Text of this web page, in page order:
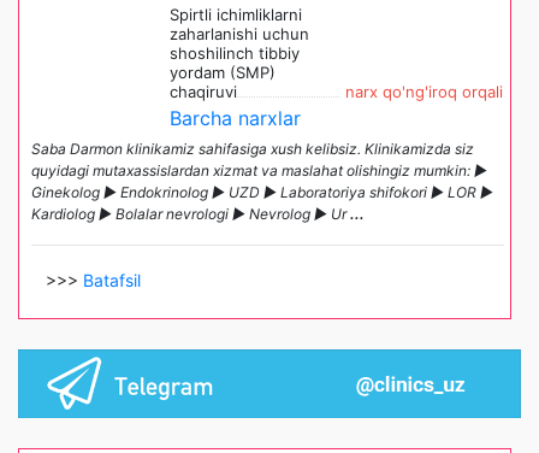
Spirtli ichimliklarni
zaharlanishi uchun
shoshilinch tibbiy
yordam (SMP)
chaqiruvi
narx qo'ng'iroq orqali
Barcha narxlar
Saba Darmon klinikamiz sahifasiga xush kelibsiz. Klinikamizda siz
quyidagi mutaxassislardan xizmat va maslahat olishingiz mumkin: ►
Ginekolog ► Endokrinolog ► UZD ► Laboratoriya shifokori ► LOR ►
Kardiolog ► Bolalar nevrologi ► Nevrolog ► Ur...
>>> Batafsil